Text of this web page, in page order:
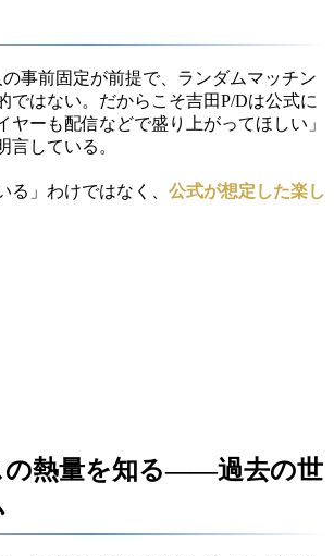
事前固定が前提で、ランダムマッチン
ではない。だからこそ吉田P/Dは公式に
ヤーも配信などで盛り上がってほしい」
言している。
る」わけではなく、 公式が想定した楽し
の熱量を知る——過去の世